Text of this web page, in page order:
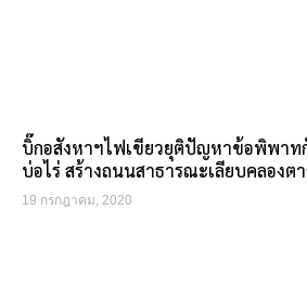
บิ๊กอสังหาฯไฟเขียวยุติปัญหาข้อพิพา
บ่อไร่ สร้างถนนสาธารณะเลียบคลองต
19 กรกฎาคม, 2020